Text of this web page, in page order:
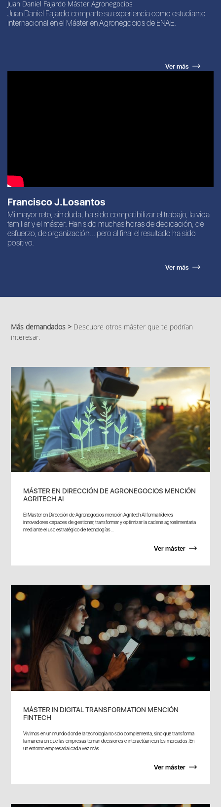
Juan Daniel Fajardo Máster Agronegocios
Juan Daniel Fajardo comparte su experiencia como estudiante
internacional en el Máster en Agronegocios de ENAE.
Ver más
Francisco J.Losantos
Mi mayor reto, sin duda, ha sido compatibilizar el trabajo, la vida
familiar y el máster. Han sido muchas horas de dedicación, de
esfuerzo, de organización... pero al final el resultado ha sido
positivo.
Ver más
Más demandados > Descubre otros máster que te podrían
interesar.
MÁSTER EN DIRECCIÓN DE AGRONEGOCIOS MENCIÓN
AGRITECH AI
El Master en Dirección de Agronegocios mención Agritech AI forma líderes
innovadores capaces de gestionar, transformar y optimizar la cadena agroalimentaria
mediante el uso estratégico de tecnologías...
Ver máster
MÁSTER IN DIGITAL TRANSFORMATION MENCIÓN
FINTECH
Vivimos en un mundo donde la tecnología no solo complementa, sino que transforma
la manera en que las empresas toman decisiones e interactúan con los mercados. En
un entorno empresarial cada vez más...
Ver máster